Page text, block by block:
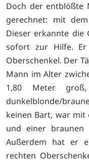
Doch der entblößte
gerechnet: mit
Dieser erkannte die
sofort zur Hilfe.
Oberschenkel. Der
Mann im Alter
1,80 Meter
dunkelblonde/
keinen Bart, war mit
und einer braunen
Außerdem hat er
rechten